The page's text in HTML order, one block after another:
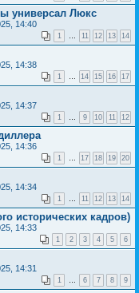
универсал Люкс
14:40
1 … 11 12 13 14
14:38
1 … 14 15 16 17
14:37
1 … 9 10 11 12
14:36
1 … 17 18 19 20
14:34
1 … 11 12 13 14
исторических кадров)
14:33
1 2 3 4 5 6
14:31
1 … 6 7 8 9